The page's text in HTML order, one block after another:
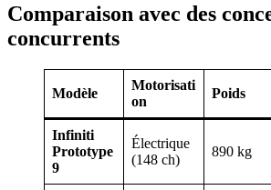
Comparaison avec des
concurrents
Modèle
Motorisati
on
Poids
Infiniti
Prototype
9
Électrique
(148 ch)
890 kg